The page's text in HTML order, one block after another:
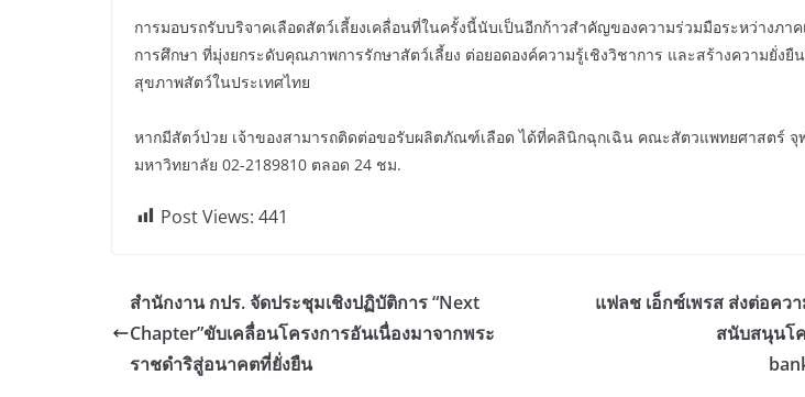
การมอบรถรับบริจาคเลือดสัตว์เลี้ยงเคลื่อนที่ในครั้งนี้นับเป็นอีกก้าวสำคัญของความร่วมมือระหว่างภา
การศึกษา ที่มุ่งยกระดับคุณภาพการรักษาสัตว์เลี้ยง ต่อยอดองค์ความรู้เชิงวิชาการ และสร้างความยั่งยื
สุขภาพสัตว์ในประเทศไทย
หากมีสัตว์ป่วย เจ้าของสามารถติดต่อขอรับผลิตภัณฑ์เลือด ได้ที่คลินิกฉุกเฉิน คณะสัตวแพทยศาสตร์
มหาวิทยาลัย 02-2189810 ตลอด 24 ชม.
Post Views: 441
สำนักงาน กปร. จัดประชุมเชิงปฏิบัติการ “Next
Chapter”ขับเคลื่อนโครงการอันเนื่องมาจากพระ
ราชดำริสู่อนาคตที่ยั่งยืน
แฟลช เอ็กซ์เพรส ส่งต่อคว
สนับสนุนโค